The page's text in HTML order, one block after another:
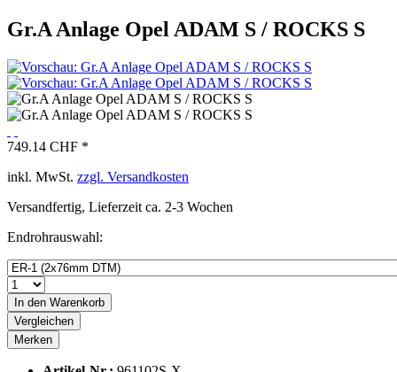
Gr.A Anlage Opel ADAM S / ROCKS S
749.14 CHF *
inkl. MwSt. zzgl. Versandkosten
Versandfertig, Lieferzeit ca. 2-3 Wochen
Endrohrauswahl:
In den Warenkorb
Vergleichen
Merken